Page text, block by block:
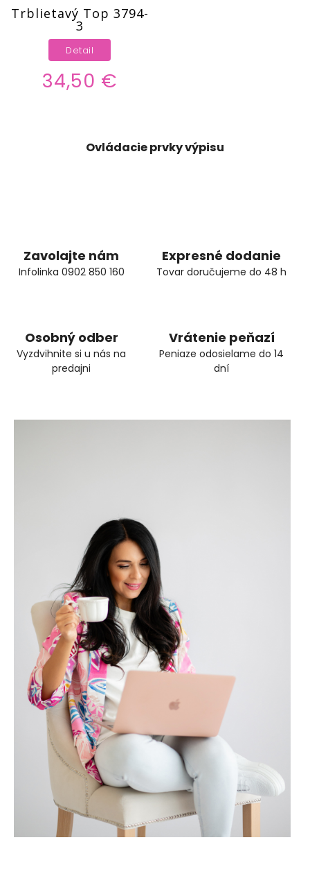
Trblietavý Top 3794-
3
34,50 €
Detail
Ovládacie prvky výpisu
Zavolajte nám
Infolinka 0902 850 160
Expresné dodanie
Tovar doručujeme do 48 h
Osobný odber
Vyzdvihnite si u nás na
predajni
Vrátenie peňazí
Peniaze odosielame do 14
dní